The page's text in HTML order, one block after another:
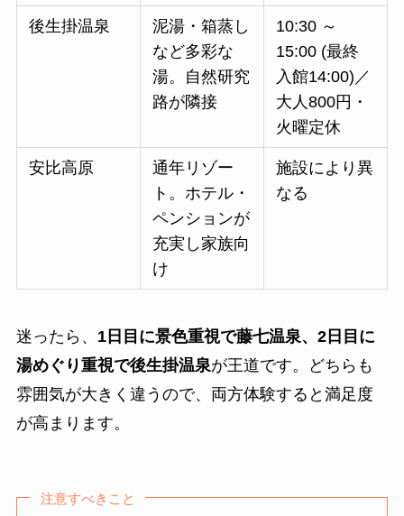
後生掛温泉
泥湯・箱蒸し
など多彩な
湯。自然研究
路が隣接
10:30 ～
15:00 (最終
入館14:00)／
大人800円・
火曜定休
安比高原
通年リゾー
ト。ホテル・
ペンションが
充実し家族向
け
施設により異
なる
迷ったら、 1日目に景色重視で藤七温泉、2日目に
湯めぐり重視で後生掛温泉が王道です。どちらも
雰囲気が大きく違うので、両方体験すると満足度
が高まります。
注意すべきこと